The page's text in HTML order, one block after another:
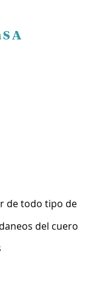
A
de todo tipo de
del cuero